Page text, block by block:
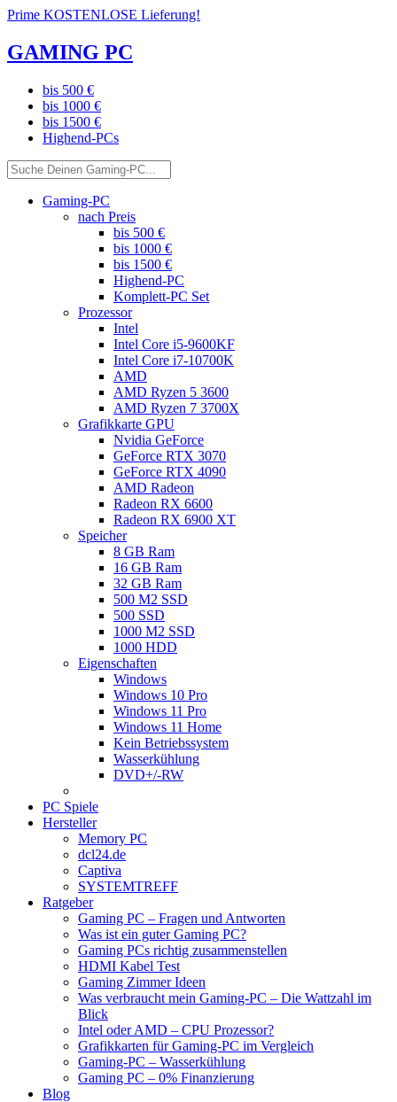
Prime KOSTENLOSE Lieferung!
GAMING PC
bis 500 €
bis 1000 €
bis 1500 €
Highend-PCs
Gaming-PC
nach Preis
bis 500 €
bis 1000 €
bis 1500 €
Highend-PC
Komplett-PC Set
Prozessor
Intel
Intel Core i5-9600KF
Intel Core i7-10700K
AMD
AMD Ryzen 5 3600
AMD Ryzen 7 3700X
Grafikkarte GPU
Nvidia GeForce
GeForce RTX 3070
GeForce RTX 4090
AMD Radeon
Radeon RX 6600
Radeon RX 6900 XT
Speicher
8 GB Ram
16 GB Ram
32 GB Ram
500 M2 SSD
500 SSD
1000 M2 SSD
1000 HDD
Eigenschaften
Windows
Windows 10 Pro
Windows 11 Pro
Windows 11 Home
Kein Betriebssystem
Wasserkühlung
DVD+/-RW
PC Spiele
Hersteller
Memory PC
dcl24.de
Captiva
SYSTEMTREFF
Ratgeber
Gaming PC – Fragen und Antworten
Was ist ein guter Gaming PC?
Gaming PCs richtig zusammenstellen
HDMI Kabel Test
Gaming Zimmer Ideen
Was verbraucht mein Gaming-PC – Die Wattzahl im
Blick
Intel oder AMD – CPU Prozessor?
Grafikkarten für Gaming-PC im Vergleich
Gaming-PC – Wasserkühlung
Gaming PC – 0% Finanzierung
Blog